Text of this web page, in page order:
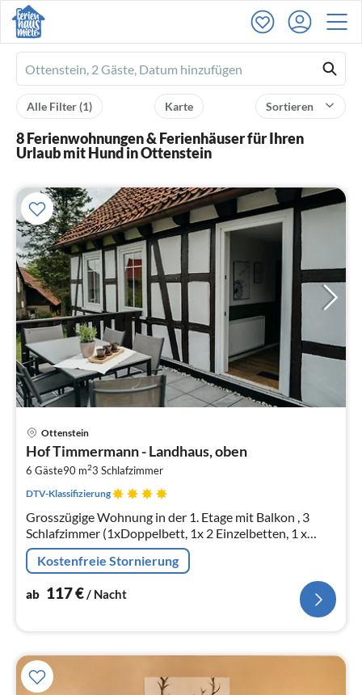
Ferienhausmiete
logo
Sortieren
Karte
Alle Filter(1)
8 Ferienwohnungen & Ferienhäuser für Ihren
Urlaub mit Hund in Ottenstein
Ottenstein
Hof Timmermann - Landhaus, oben
6 Gäste90 m23 Schlafzimmer
DTV-Klassifizierung
Grosszügige Wohnung in der 1. Etage mit Balkon , 3
Schlafzimmer (1xDoppelbett, 1x 2 Einzelbetten, 1 x
Boxspringbett
Kostenfreie Stornierung
ab 117€/ Nacht